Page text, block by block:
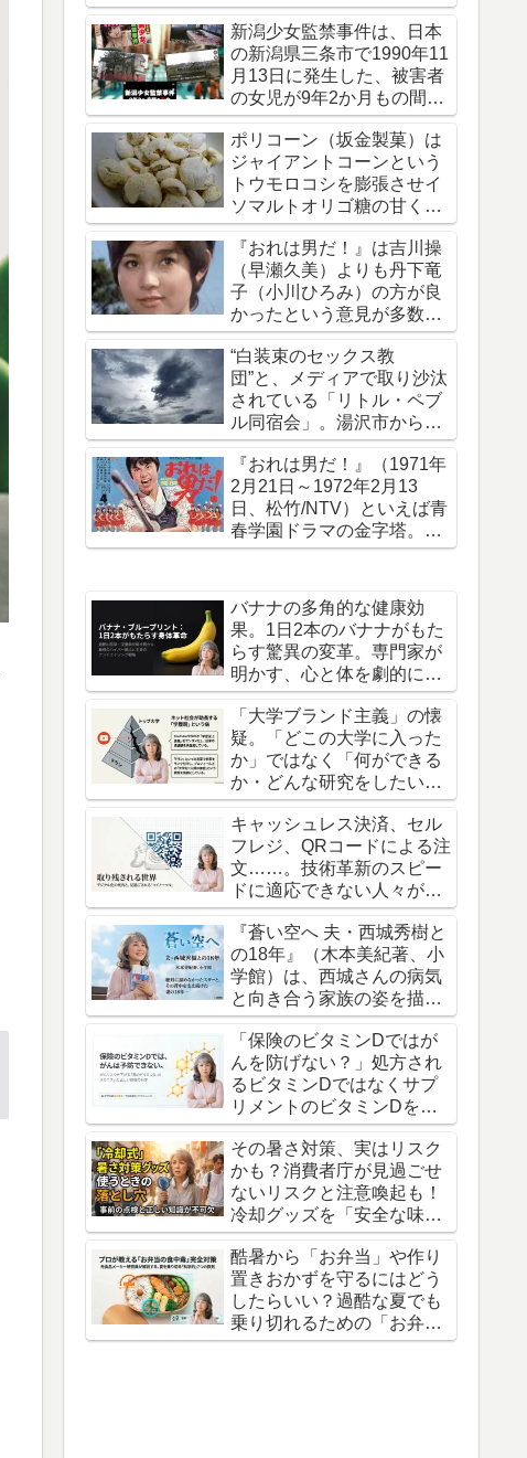
題になった作品
新潟少女監禁事件は、日本
の新潟県三条市で1990年11
月13日に発生した、被害者
の女児が9年2か月もの間誘
拐・監禁された事件です
ポリコーン（坂金製菓）は
ジャイアントコーンという
トウモロコシを膨張させイ
ソマルトオリゴ糖の甘く軽
い味がついたお菓子
『おれは男だ！』は吉川操
（早瀬久美）よりも丹下竜
子（小川ひろみ）の方が良
かったという意見が多数で
ある理由を考える
“白装束のセックス教
団”と、メディアで取り沙汰
されている「リトル・ペブ
ル同宿会」。湯沢市から上
京していたことを報じる
『おれは男だ！』（1971年
2月21日～1972年2月13
日、松竹/NTV）といえば青
春学園ドラマの金字塔。50
年前の今日放送開始された
バナナの多角的な健康効
果。1日2本のバナナがもた
らす驚異の変革。専門家が
明かす、心と体を劇的に整
える「黄金習慣」の真実。
「大学ブランド主義」の懐
疑。「どこの大学に入った
か」ではなく「何ができる
か・どんな研究をしたい
か」を大切にした進路選び
へ。
キャッシュレス決済、セル
フレジ、QRコードによる注
文……。技術革新のスピー
ドに適応できない人々が置
き去りにされていく現実。
『蒼い空へ 夫・西城秀樹と
の18年』（木本美紀著、小
学館）は、西城さんの病気
と向き合う家族の姿を描い
た、渾身の記録です。
「保険のビタミンDではが
んを防げない？」処方され
るビタミンDではなくサプ
リメントのビタミンDを摂
るべきという衝撃の真実
その暑さ対策、実はリスク
かも？消費者庁が見過ごせ
ないリスクと注意喚起も！
冷却グッズを「安全な味
方」にするための意外な盲
点
酷暑から「お弁当」や作り
置きおかずを守るにはどう
したらいい？過酷な夏でも
乗り切れるための「お弁当
の防衛術」3つの知恵